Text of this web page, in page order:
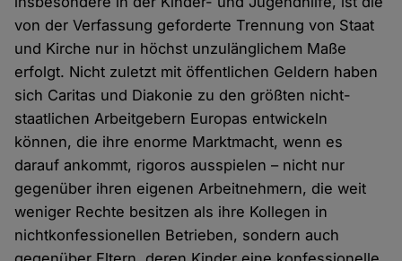
von der Verfassung geforderte Trennung von Staat
und Kirche nur in höchst unzulänglichem Maße
erfolgt. Nicht zuletzt mit öffentlichen Geldern haben
sich Caritas und Diakonie zu den größten nicht-
staatlichen Arbeitgebern Europas entwickeln
können, die ihre enorme Marktmacht, wenn es
darauf ankommt, rigoros ausspielen – nicht nur
gegenüber ihren eigenen Arbeitnehmern, die weit
weniger Rechte besitzen als ihre Kollegen in
nichtkonfessionellen Betrieben, sondern auch